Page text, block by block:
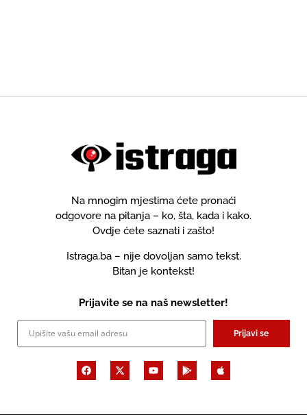
Na mnogim mjestima ćete pronaći
odgovore na pitanja – ko, šta, kada i kako.
Ovdje ćete saznati i zašto!
Istraga.ba – nije dovoljan samo tekst.
Bitan je kontekst!
Prijavite se na naš newsletter!
Prijavi se